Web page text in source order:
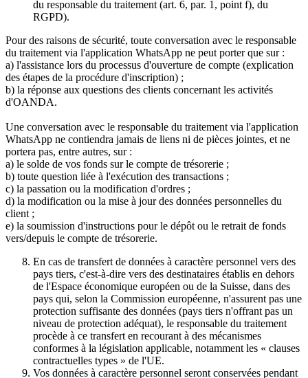
du responsable du traitement (art. 6, par. 1, point f), du
RGPD).
Pour des raisons de sécurité, toute conversation avec le responsable
du traitement via l'application WhatsApp ne peut porter que sur :
a) l'assistance lors du processus d'ouverture de compte (explication
des étapes de la procédure d'inscription) ;
b) la réponse aux questions des clients concernant les activités
d'OANDA.
Une conversation avec le responsable du traitement via l'application
WhatsApp ne contiendra jamais de liens ni de pièces jointes, et ne
portera pas, entre autres, sur :
a) le solde de vos fonds sur le compte de trésorerie ;
b) toute question liée à l'exécution des transactions ;
c) la passation ou la modification d'ordres ;
d) la modification ou la mise à jour des données personnelles du
client ;
e) la soumission d'instructions pour le dépôt ou le retrait de fonds
vers/depuis le compte de trésorerie.
En cas de transfert de données à caractère personnel vers des
pays tiers, c'est-à-dire vers des destinataires établis en dehors
de l'Espace économique européen ou de la Suisse, dans des
pays qui, selon la Commission européenne, n'assurent pas une
protection suffisante des données (pays tiers n'offrant pas un
niveau de protection adéquat), le responsable du traitement
procède à ce transfert en recourant à des mécanismes
conformes à la législation applicable, notamment les « clauses
contractuelles types » de l'UE.
Vos données à caractère personnel seront conservées pendant